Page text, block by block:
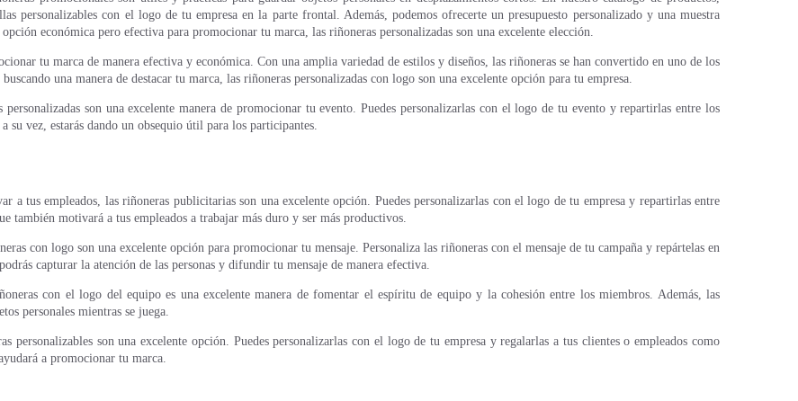
personalizables con el logo de tu empresa en la parte frontal. Además, podemos ofrecerte un presupuesto personalizado y una muestra
económica pero efectiva para promocionar tu marca, las riñoneras personalizadas son una excelente elección.
tu marca de manera efectiva y económica. Con una amplia variedad de estilos y diseños, las riñoneras se han convertido en uno de los
una manera de destacar tu marca, las riñoneras personalizadas con logo son una excelente opción para tu empresa.
son una excelente manera de promocionar tu evento. Puedes personalizarlas con el logo de tu evento y repartirlas entre los
su vez, estarás dando un obsequio útil para los participantes.
a tus empleados, las riñoneras publicitarias son una excelente opción. Puedes personalizarlas con el logo de tu empresa y repartirlas entre
también motivará a tus empleados a trabajar más duro y ser más productivos.
con logo son una excelente opción para promocionar tu mensaje. Personaliza las riñoneras con el mensaje de tu campaña y repártelas en
capturar la atención de las personas y difundir tu mensaje de manera efectiva.
con el logo del equipo es una excelente manera de fomentar el espíritu de equipo y la cohesión entre los miembros. Además, las
personales mientras se juega.
personalizables son una excelente opción. Puedes personalizarlas con el logo de tu empresa y regalarlas a tus clientes o empleados como
a promocionar tu marca.